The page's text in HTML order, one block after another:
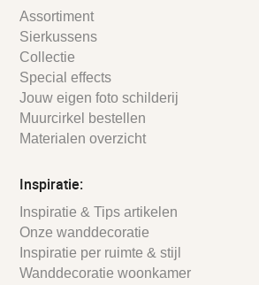
Assortiment
Sierkussens
Collectie
Special effects
Jouw eigen foto schilderij
Muurcirkel bestellen
Materialen overzicht
Inspiratie:
Inspiratie & Tips artikelen
Onze wanddecoratie
Inspiratie per ruimte & stijl
Wanddecoratie woonkamer